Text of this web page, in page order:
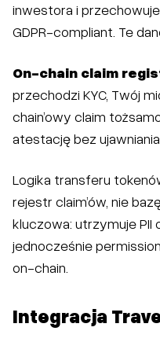
inwestora i
GDPR-compliant. Te
On-chain claim
przechodzi KYC, Twój
chain’owy claim
atestację bez ujawniania
Logika transferu
rejestr claim’ów, nie
kluczowa: utrzymuje
jednocześnie
on-chain.
Integracja